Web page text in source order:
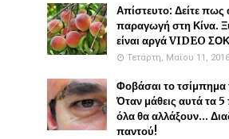
Απίστευτο: Δείτε πως
παραγωγή στη Κίνα.
είναι αργά VIDEO ΣΟΚ
Τετάρτη, Μαΐου 11, 2016
Φοβάσαι το τσίμπημα
Όταν μάθεις αυτά τα
όλα θα αλλάξουν...
παντού!